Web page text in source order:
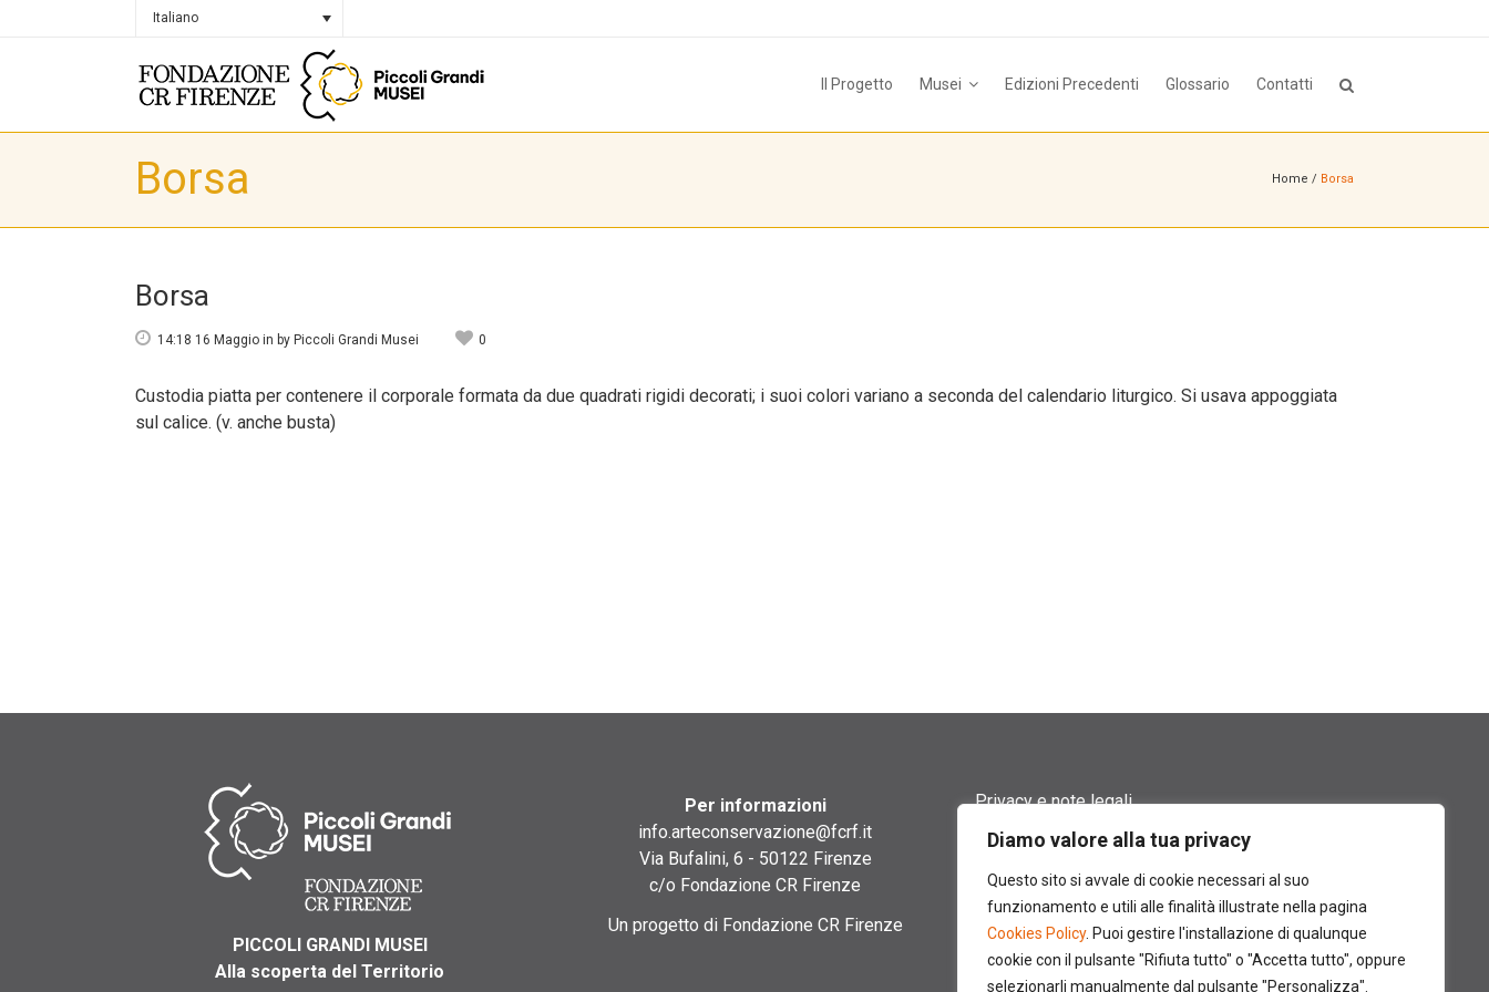
Diamo valore alla tua privacy
Questo sito si avvale di cookie necessari al suo
funzionamento e utili alle finalità illustrate nella pagina
Cookies Policy. Puoi gestire l'installazione di qualunque
cookie con il pulsante "Rifiuta tutto" o "Accetta tutto", oppure
selezionarli manualmente dal pulsante "Personalizza".
Italiano
Il Progetto Musei Edizioni Precedenti Glossario Contatti
Borsa Home / Borsa
Borsa
14:18 16 Maggio in by Piccoli Grandi Musei 0
Custodia piatta per contenere il corporale formata da due quadrati rigidi decorati; i suoi colori variano a seconda del calendario liturgico. Si usava appoggiata
sul calice. (v. anche busta)
PICCOLI GRANDI MUSEI
Alla scoperta del Territorio
Per informazioni
info.arteconservazione@fcrf.it
Via Bufalini, 6 - 50122 Firenze
c/o Fondazione CR Firenze
Un progetto di Fondazione CR Firenze
Privacy e note legali
Termini di utilizzo
Cookie policy
Contatti